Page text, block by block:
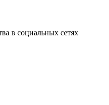
в социальных сетях